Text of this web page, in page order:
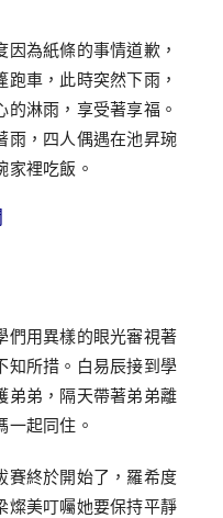
為紙條的事情道歉，
車，此時突然下雨，
的淋雨，享受著享福。
雨，四人偶遇在池昇琬
家裡吃飯。
們用異樣的眼光審視著
知所措。白易辰接到學
弟弟，隔天帶著弟弟離
一起同住。
賽終於開始了，羅希度
燦美叮囑她要保持平靜